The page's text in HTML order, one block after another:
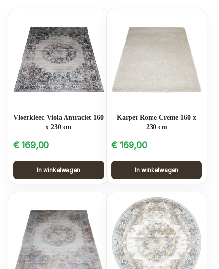
Vloerkleed Viola Antraciet 160
x 230 cm
€ 169,00
In winkelwagen
Karpet Rome Creme 160 x
230 cm
€169,00
In winkelwagen